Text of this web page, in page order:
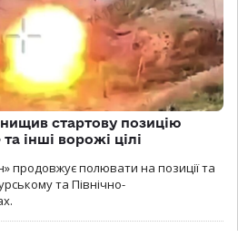
стартову позицію
інші ворожі цілі
продовжує полювати на позиції та
та Північно-